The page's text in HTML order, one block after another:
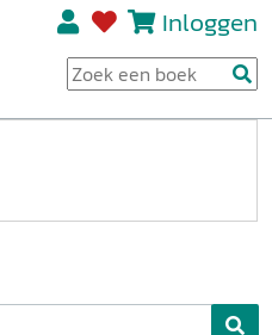
Inloggen